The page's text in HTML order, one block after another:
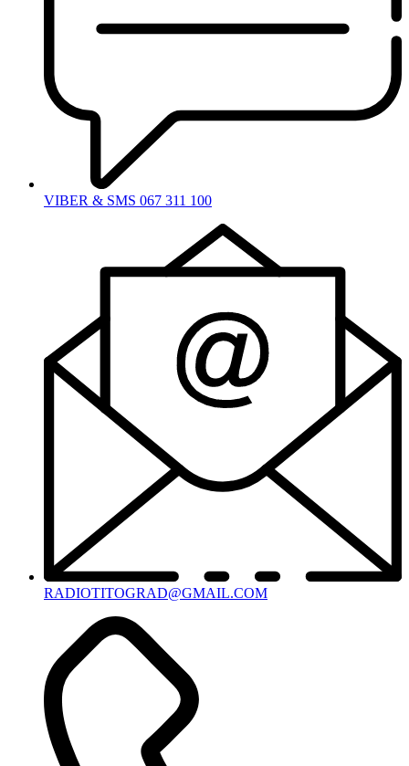
VIBER & SMS 067 311 100
RADIOTITOGRAD@GMAIL.COM